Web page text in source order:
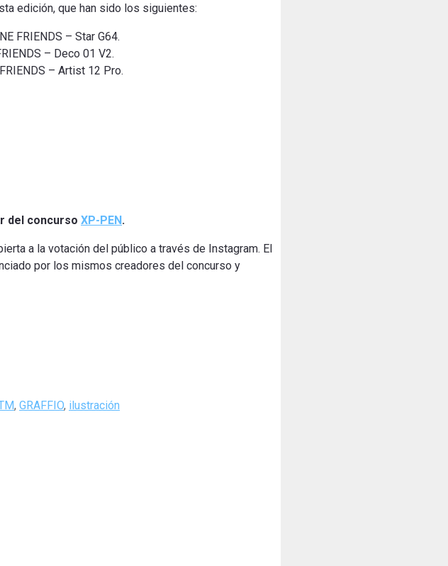
edición, que han sido los siguientes:
FRIENDS – Star G64.
– Deco 01 V2.
– Artist 12 Pro.
del concurso XP-PEN.
a la votación del público a través de Instagram. El
por los mismos creadores del concurso y
, GRAFFIO, ilustración